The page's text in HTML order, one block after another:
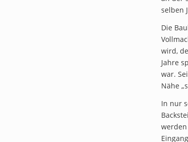
selben
Die
wird,
Jahre
war.
Nähe
In nur